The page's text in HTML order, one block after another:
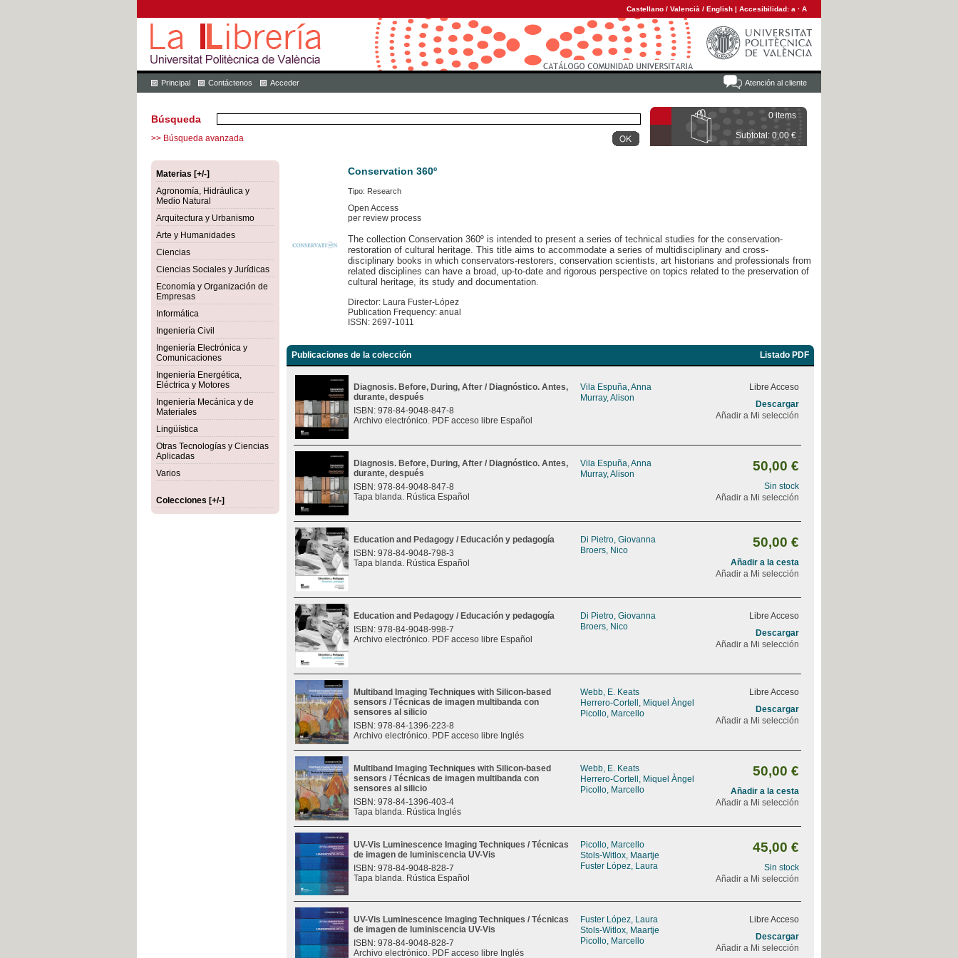
Castellano / Valencià / English | Accesibilidad: a · A
Atención al cliente
Principal Contáctenos Acceder
0 items
Subtotal: 0,00 €
Búsqueda
>> Búsqueda avanzada
Materias [+/-]
Agronomía, Hidráulica y
Medio Natural
Arquitectura y Urbanismo
Arte y Humanidades
Ciencias
Ciencias Sociales y Jurídicas
Economía y Organización de
Empresas
Informática
Ingeniería Civil
Ingeniería Electrónica y
Comunicaciones
Ingeniería Energética,
Eléctrica y Motores
Ingeniería Mecánica y de
Materiales
Lingüística
Otras Tecnologías y Ciencias
Aplicadas
Varios
Colecciones [+/-]
Conservation 360º
Tipo: Research
Open Access
per review process
The collection Conservation 360º is intended to present a series of technical studies for the conservation-
restoration of cultural heritage. This title aims to accommodate a series of multidisciplinary and cross-
disciplinary books in which conservators-restorers, conservation scientists, art historians and professionals from
related disciplines can have a broad, up-to-date and rigorous perspective on topics related to the preservation of
cultural heritage, its study and documentation.
Director: Laura Fuster-López
Publication Frequency: anual
ISSN: 2697-1011
Publicaciones de la colección Listado PDF
Diagnosis. Before, During, After / Diagnóstico. Antes,
durante, después
ISBN: 978-84-9048-847-8
Archivo electrónico. PDF acceso libre Español
Vila Espuña, Anna
Murray, Alison
Libre Acceso
Descargar
Añadir a Mi selección
Diagnosis. Before, During, After / Diagnóstico. Antes,
durante, después
ISBN: 978-84-9048-847-8
Tapa blanda. Rústica Español
Vila Espuña, Anna
Murray, Alison
50,00 €
Sin stock
Añadir a Mi selección
Education and Pedagogy / Educación y pedagogía
ISBN: 978-84-9048-798-3
Tapa blanda. Rústica Español
Di Pietro, Giovanna
Broers, Nico
50,00 €
Añadir a la cesta
Añadir a Mi selección
Education and Pedagogy / Educación y pedagogía
ISBN: 978-84-9048-998-7
Archivo electrónico. PDF acceso libre Español
Di Pietro, Giovanna
Broers, Nico
Libre Acceso
Descargar
Añadir a Mi selección
Multiband Imaging Techniques with Silicon-based
sensors / Técnicas de imagen multibanda con
sensores al silicio
ISBN: 978-84-1396-223-8
Archivo electrónico. PDF acceso libre Inglés
Webb, E. Keats
Herrero-Cortell, Miquel Àngel
Picollo, Marcello
Libre Acceso
Descargar
Añadir a Mi selección
Multiband Imaging Techniques with Silicon-based
sensors / Técnicas de imagen multibanda con
sensores al silicio
ISBN: 978-84-1396-403-4
Tapa blanda. Rústica Inglés
Webb, E. Keats
Herrero-Cortell, Miquel Àngel
Picollo, Marcello
50,00 €
Añadir a la cesta
Añadir a Mi selección
UV-Vis Luminescence Imaging Techniques / Técnicas
de imagen de luminiscencia UV-Vis
ISBN: 978-84-9048-828-7
Tapa blanda. Rústica Español
Picollo, Marcello
Stols-Witlox, Maartje
Fuster López, Laura
45,00 €
Sin stock
Añadir a Mi selección
UV-Vis Luminescence Imaging Techniques / Técnicas
de imagen de luminiscencia UV-Vis
ISBN: 978-84-9048-828-7
Archivo electrónico. PDF acceso libre Inglés
Fuster López, Laura
Stols-Witlox, Maartje
Picollo, Marcello
Libre Acceso
Descargar
Añadir a Mi selección